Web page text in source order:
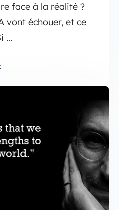
face à la réalité ?
vont échouer, et ce
...